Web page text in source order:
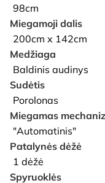
98cm
Miegamoji dalis
200cm x 142cm
Medžiaga
Baldinis audinys
Sudėtis
Porolonas
Miegamas
"Automatinis"
Patalynės dėžė
1 dėžė
Spyruoklės